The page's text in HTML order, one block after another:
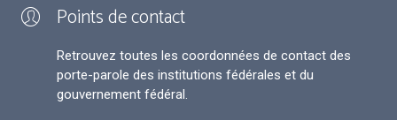
Points de contact
Retrouvez toutes les coordonnées de contact des
porte-parole des institutions fédérales et du
gouvernement fédéral.